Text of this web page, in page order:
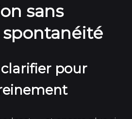
sans
spontanéité
clarifier pour